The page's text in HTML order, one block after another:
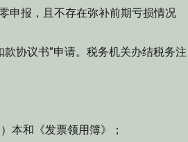
报，且不存在弥补前期亏损情况
协议书”申请。税务机关办结税务注
和《发票领用簿》；